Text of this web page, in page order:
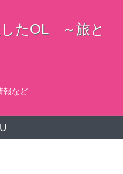
たOL ～旅と
報など